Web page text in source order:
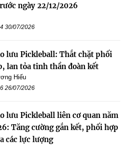
ngày 22/12/2026
30/07/2026
lưu Pickleball: Thắt chặt phối
lan tỏa tinh thần đoàn kết
Hiếu
26/07/2026
lưu Pickleball liên cơ quan năm
Tăng cường gắn kết, phối hợp
các lực lượng